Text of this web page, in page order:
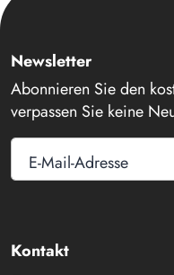
Newsletter
Abonnieren Sie den
verpassen Sie keine
E-Mail-Adresse
Kontakt